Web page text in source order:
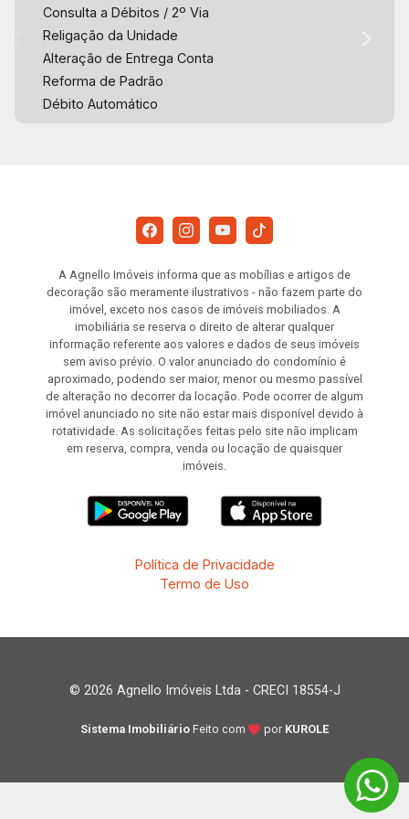
Consulta a Débitos / 2º Via
Religação da Unidade
Alteração de Entrega Conta
Reforma de Padrão
Débito Automático
A Agnello Imóveis informa que as mobílias e artigos de
decoração são meramente ilustrativos - não fazem parte do
imóvel, exceto nos casos de imóveis mobiliados. A
imobiliária se reserva o direito de alterar qualquer
informação referente aos valores e dados de seus imóveis
sem aviso prévio. O valor anunciado do condomínio é
aproximado, podendo ser maior, menor ou mesmo passível
de alteração no decorrer da locação. Pode ocorrer de algum
imóvel anunciado no site não estar mais disponível devido à
rotatividade. As solicitações feitas pelo site não implicam
em reserva, compra, venda ou locação de quaisquer
imóveis.
Política de Privacidade
Termo de Uso
© 2026 Agnello Imóveis Ltda - CRECI 18554-J
Sistema Imobiliário Feito com por KUROLE